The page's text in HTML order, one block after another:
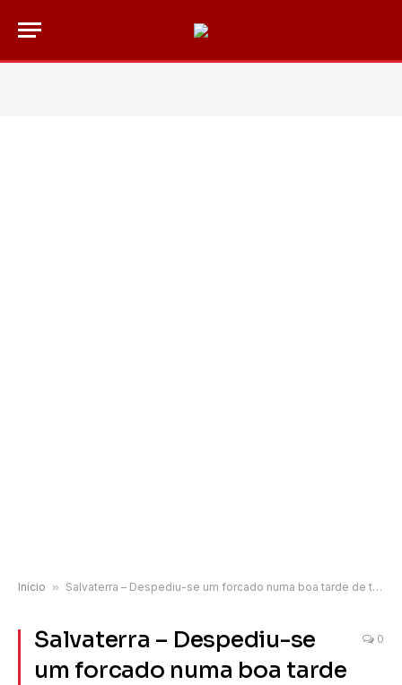
Início » Salvaterra – Despediu-se um forcado numa boa tarde de toiros
Salvaterra – Despediu-se
um forcado numa boa tarde
0